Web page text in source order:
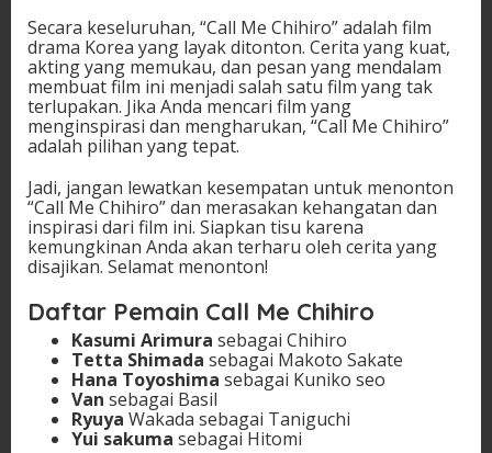
Secara keseluruhan, “Call Me Chihiro” adalah film
drama Korea yang layak ditonton. Cerita yang kuat,
akting yang memukau, dan pesan yang mendalam
membuat film ini menjadi salah satu film yang tak
terlupakan. Jika Anda mencari film yang
menginspirasi dan mengharukan, “Call Me Chihiro”
adalah pilihan yang tepat.
Jadi, jangan lewatkan kesempatan untuk menonton
“Call Me Chihiro” dan merasakan kehangatan dan
inspirasi dari film ini. Siapkan tisu karena
kemungkinan Anda akan terharu oleh cerita yang
disajikan. Selamat menonton!
Daftar Pemain Call Me Chihiro
Kasumi Arimura sebagai Chihiro
Tetta Shimada sebagai Makoto Sakate
Hana Toyoshima sebagai Kuniko seo
Van sebagai Basil
Ryuya Wakada sebagai Taniguchi
Yui sakuma sebagai Hitomi